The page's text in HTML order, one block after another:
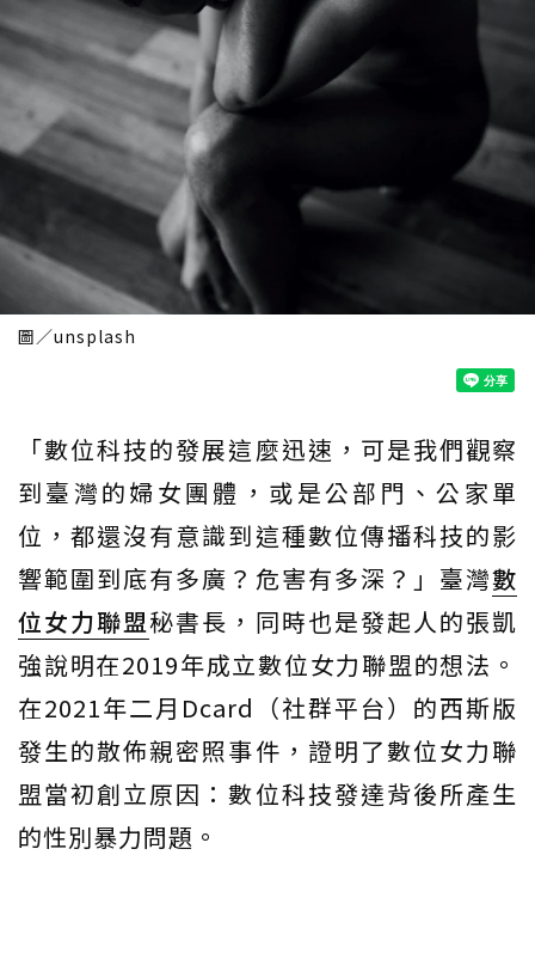
圖／unsplash
「數位科技的發展這麼迅速，可是我們觀察
到臺灣的婦女團體，或是公部門、公家單
位，都還沒有意識到這種數位傳播科技的影
響範圍到底有多廣？危害有多深？」臺灣數
位女力聯盟秘書長，同時也是發起人的張凱
強說明在2019年成立數位女力聯盟的想法。
在2021年二月Dcard（社群平台）的西斯版
發生的散佈親密照事件，證明了數位女力聯
盟當初創立原因：數位科技發達背後所產生
的性別暴力問題。